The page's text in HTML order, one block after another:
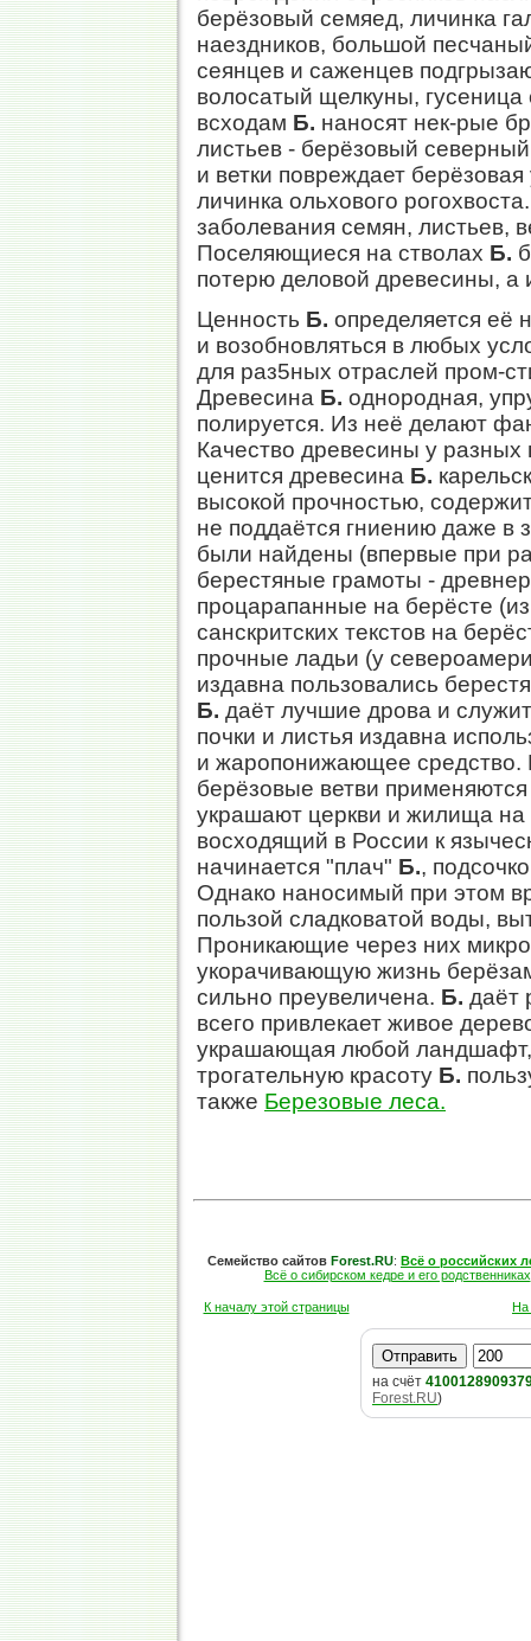
берёзовый семяед, личинка
наездников, большой
сеянцев и саженцев
волосатый щелкуны,
всходам Б. наносят нек-рые
листьев - берёзовый
и ветки повреждает
личинка ольхового
заболевания семян, листьев,
Поселяющиеся на стволах Б.
потерю деловой древесины, а
Ценность Б. определяется её
и возобновляться в любых
для раз5ных отраслей пром-
Древесина Б. однородная,
полируется. Из неё делают
Качество древесины у
ценится древесина Б.
высокой прочностью,
не поддаётся гниению даже в
были найдены (впервые при
берестяные грамоты -
процарапанные на берёсте
санскритских текстов на
прочные ладьи (у
издавна пользовались
Б. даёт лучшие дрова и
почки и листья издавна
и жаропонижающее средство.
берёзовые ветви
украшают церкви и жилища
восходящий в России к
начинается "плач" Б.,
Однако наносимый при этом
пользой сладковатой воды,
Проникающие через них
укорачивающую жизнь
сильно преувеличена. Б. даёт
всего привлекает живое
украшающая любой
трогательную красоту Б.
также Березовые леса.
Семейство сайтов Forest.RU: Всё о российских
Всё о сибирском кедре и его родственниках
К началу этой страницы На
на счёт
Forest.RU)